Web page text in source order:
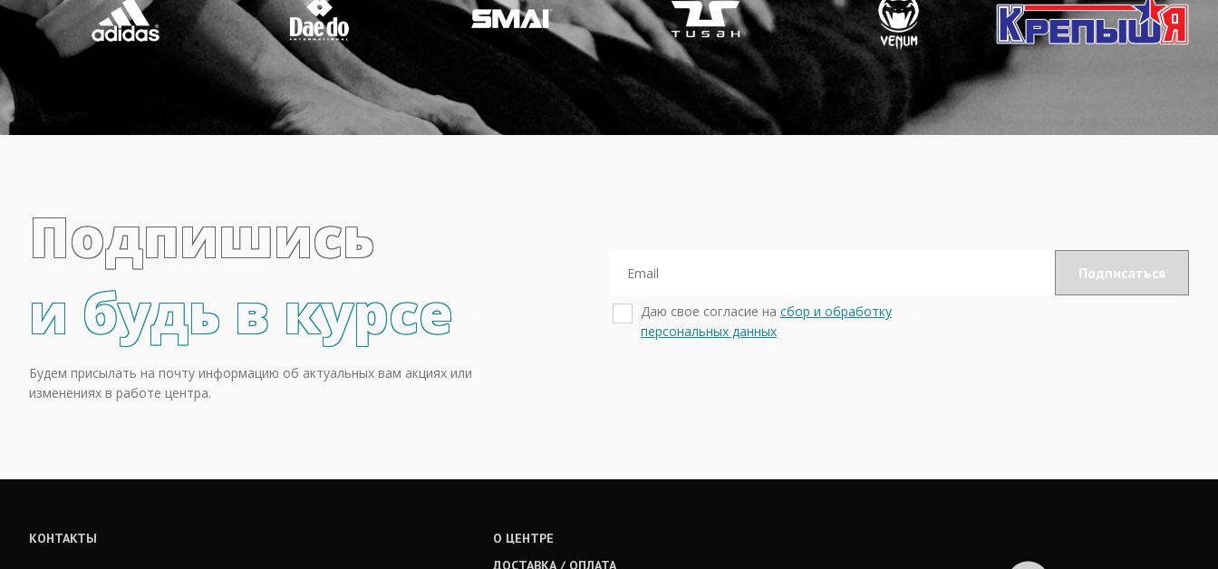
Подпишись
и будь в курсе
Будем присылать на почту информацию об актуальных вам акциях или
изменениях в работе центра.
Даю свое согласие на сбор и обработку
персональных данных
КОНТАКТЫ
О ЦЕНТРЕ
ДОСТАВКА / ОПЛАТА